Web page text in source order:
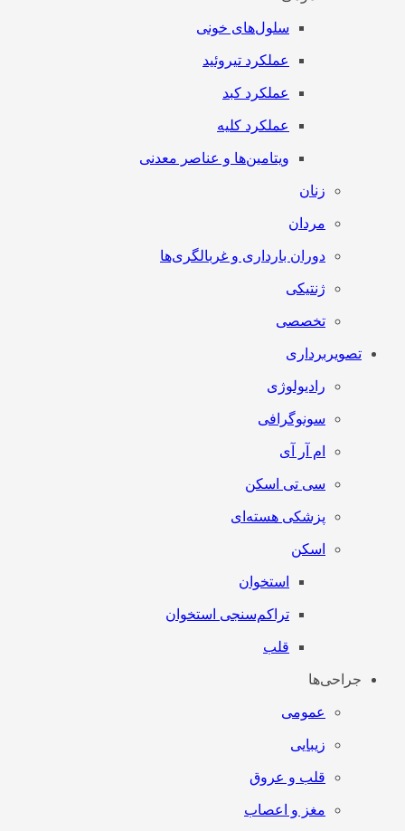
سلول‌های خونی
عملکرد تیروئید
عملکرد کبد
عملکرد کلیه
ویتامین‌ها و عناصر معدنی
زنان
مردان
دوران بارداری و غربالگری‌ها
ژنتیکی
تخصصی
تصویربرداری
رادیولوژی
سونوگرافی
ام آر آی
سی تی اسکن
پزشکی هسته‌ای
اسکن
استخوان
تراکم‌سنجی استخوان
قلب
جراحی‌ها
عمومی
زیبایی
قلب و عروق
مغز و اعصاب